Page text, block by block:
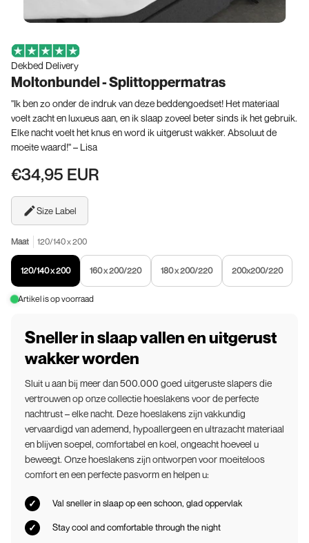
Dekbed Delivery
Moltonbundel - Splittoppermatras
"Ik ben zo onder de indruk van deze beddengoedset! Het materiaal
voelt zacht en luxueus aan, en ik slaap zoveel beter sinds ik het gebruik.
Elke nacht voelt het knus en word ik uitgerust wakker. Absoluut de
moeite waard!" – Lisa
€34,95 EUR
Size Label
Maat 120/140 x 200
120/140 x 200 160 x 200/220 180 x 200/220 200x200/220
Artikel is op voorraad
Sneller in slaap vallen en uitgerust
wakker worden
Sluit u aan bij meer dan 500.000 goed uitgeruste slapers die
vertrouwen op onze collectie hoeslakens voor de perfecte
nachtrust – elke nacht. Deze hoeslakens zijn vakkundig
vervaardigd van ademend, hypoallergeen en ultrazacht materiaal
en blijven soepel, comfortabel en koel, ongeacht hoeveel u
beweegt. Onze hoeslakens zijn ontworpen voor moeiteloos
comfort en een perfecte pasvorm en helpen u:
Val sneller in slaap op een schoon, glad oppervlak
Stay cool and comfortable through the night